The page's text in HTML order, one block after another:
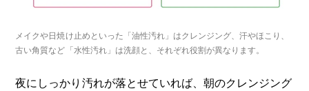
メイクや日焼け止めといった「油性汚れ」はクレンジング、汗やほこり、
古い角質など「水性汚れ」は洗顔と、それぞれ役割が異なります。
夜にしっかり汚れが落とせていれば、朝のクレンジング